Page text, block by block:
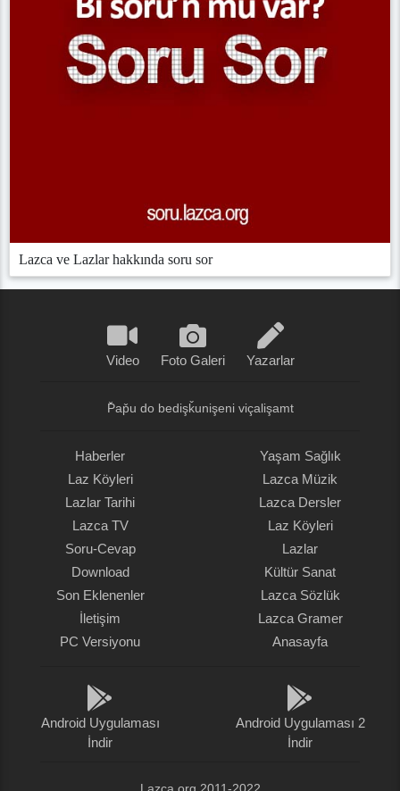
Video Foto Galeri Yazarlar
P̌ap̌u do bedişǩunişeni viçalişamt
Haberler
Laz Köyleri
Lazca TV
Download
Son Eklenenler
İletişim
PC Versiyonu
Yaşam Sağlık
Lazca Müzik
Laz Köyleri
Kültür Sanat
Lazca Sözlük
Lazca Gramer
Anasayfa
Android Uygulaması
İndir
İndir